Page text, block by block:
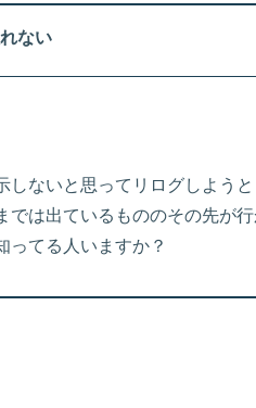
アップ
ない
しないと思ってリログしよう
では出ているもののその先が
ってる人いますか？